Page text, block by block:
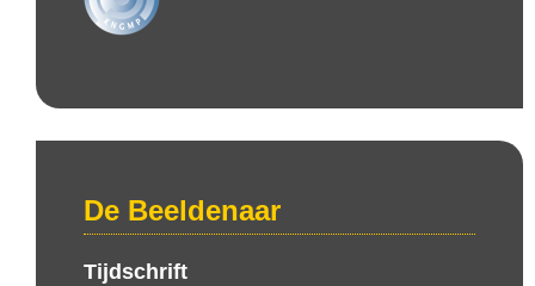
De Beeldenaar
Tijdschrift